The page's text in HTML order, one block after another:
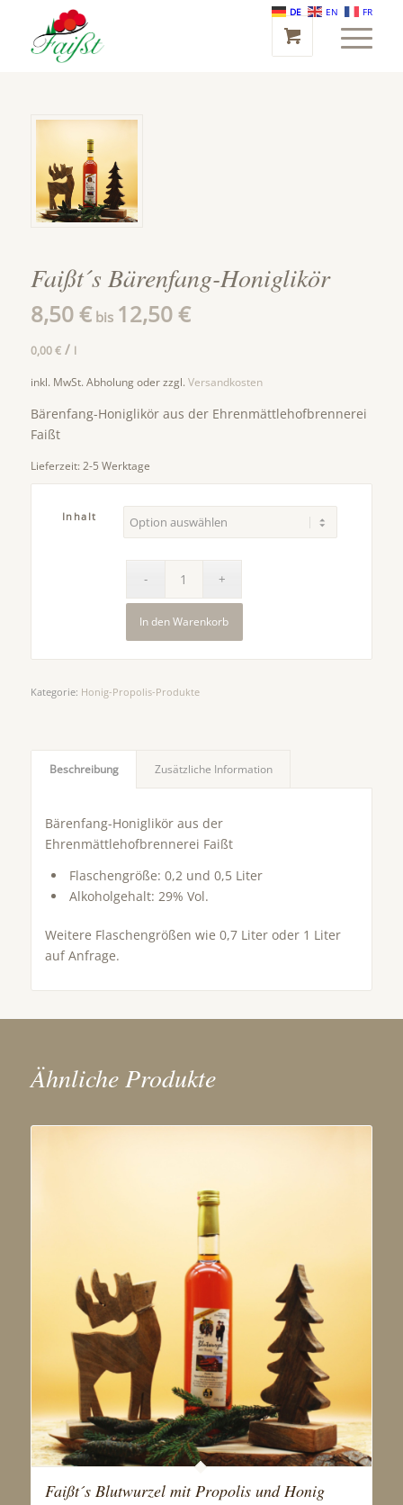
Faißt´s Bärenfang-Honiglikör
8,50€bis 12,50€
0,00€/ l
inkl. MwSt. Abholung oder zzgl. Versandkosten
Bärenfang-Honiglikör aus der Ehrenmättlehofbrennerei
Faißt
Lieferzeit: 2-5 Werktage
Inhalt
In den Warenkorb
Kategorie: Honig-Propolis-Produkte
Beschreibung Zusätzliche Information
Bärenfang-Honiglikör aus der
Ehrenmättlehofbrennerei Faißt
Flaschengröße: 0,2 und 0,5 Liter
Alkoholgehalt: 29% Vol.
Weitere Flaschengrößen wie 0,7 Liter oder 1 Liter
auf Anfrage.
Ähnliche Produkte
Faißt´s Blutwurzel mit Propolis und Honig
DE EN FR